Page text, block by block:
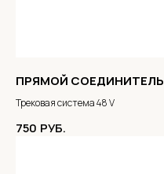
ПРЯМОЙ СОЕДИНИТЕЛЬ
Трековая система 48 V
750 РУБ.